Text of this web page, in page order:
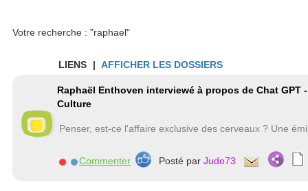
Votre recherche : "raphael"
LIENS | AFFICHER LES DOSSIERS
Raphaël Enthoven interviewé à propos de Chat GPT
Culture
Penser, est-ce l'affaire exclusive des cerveaux ? Une
Commenter Posté par Judo73